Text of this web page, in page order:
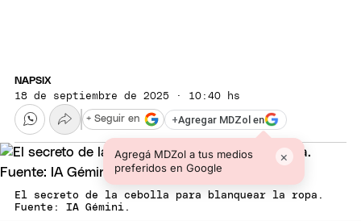
NAPSIX
18 de septiembre de 2025 · 10:40 hs
+Agregar MDZol en
Agregá MDZol a tus medios
preferidos en Google
×
+ Seguir en
El secreto de la cebolla para blanquear la ropa.
Fuente: IA Gémini.